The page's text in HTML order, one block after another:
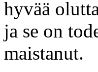
hyvää
ja se on
maistanut.